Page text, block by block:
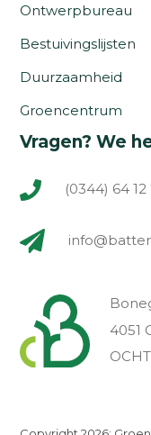
Ontwerpbureau
Bestuivingslijsten
Duurzaamheid
Groencentrum
Vragen? We
(0344) 64 12
4051